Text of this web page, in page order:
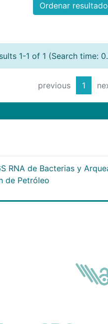
Ordenar
1-1 of 1 (Search time:
previous 1
RNA de Bacterias y
de Petróleo